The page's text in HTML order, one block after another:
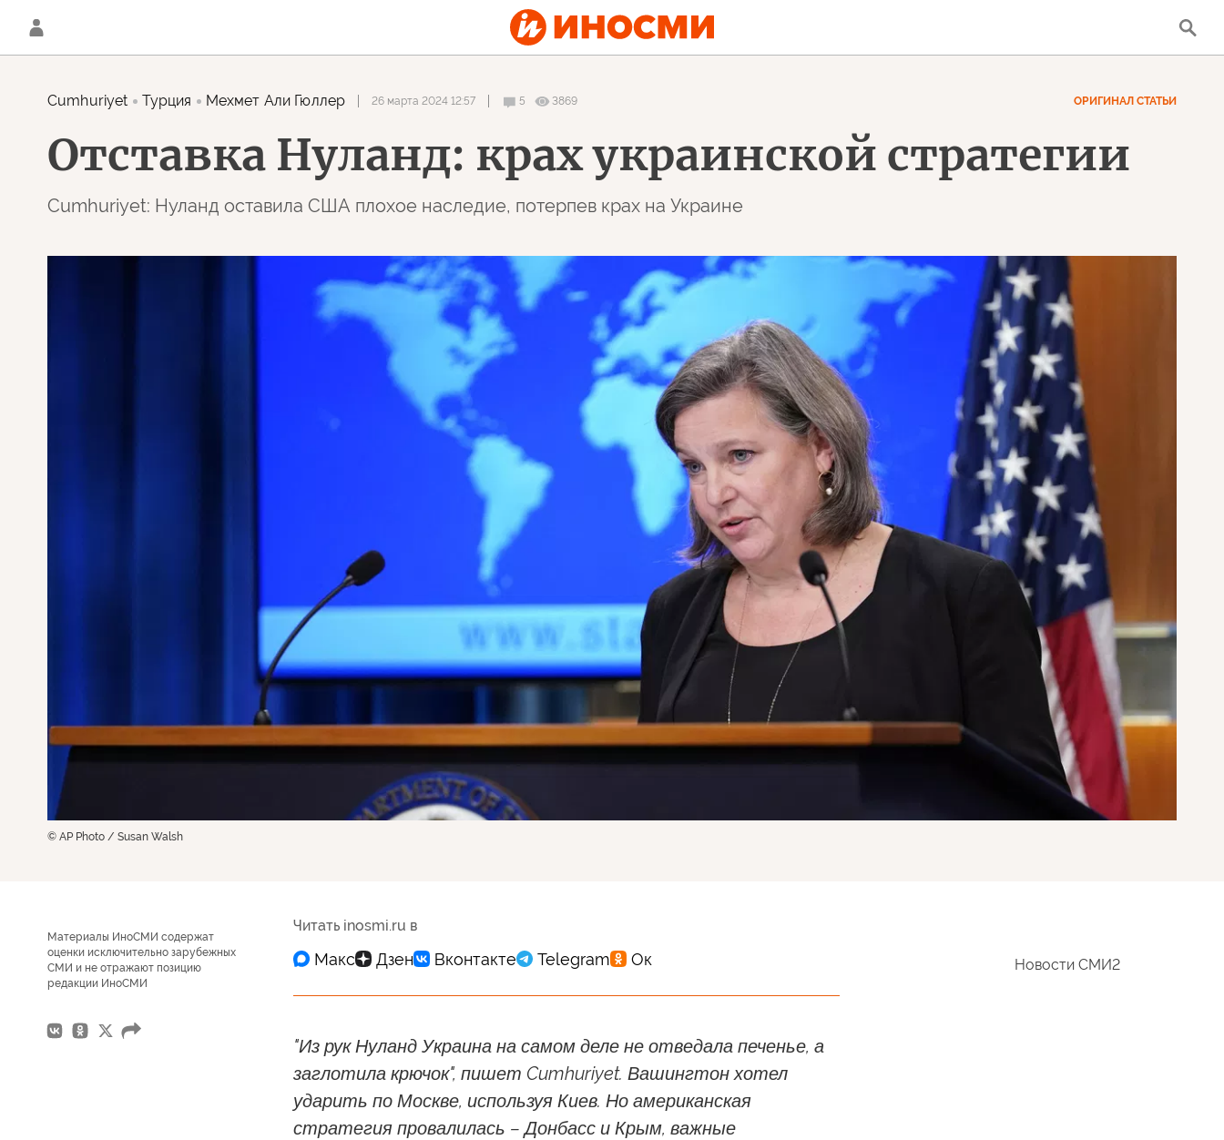
Cumhuriyet Турция Мехмет Али Гюллер 26 марта 2024 12:57 5 3869 ОРИГИНАЛ СТАТЬИ
Отставка Нуланд: крах украинской стратегии
Cumhuriyet: Нуланд оставила США плохое наследие, потерпев крах на Украине
© AP Photo / Susan Walsh
Материалы ИноСМИ содержат
оценки исключительно зарубежных
СМИ и не отражают позицию
редакции ИноСМИ
Читать inosmi.ru в
"Из рук Нуланд Украина на самом деле не отведала печенье, а
заглотила крючок", пишет Cumhuriyet. Вашингтон хотел
ударить по Москве, используя Киев. Но американская
стратегия провалилась – Донбасс и Крым, важные
Новости СМИ2